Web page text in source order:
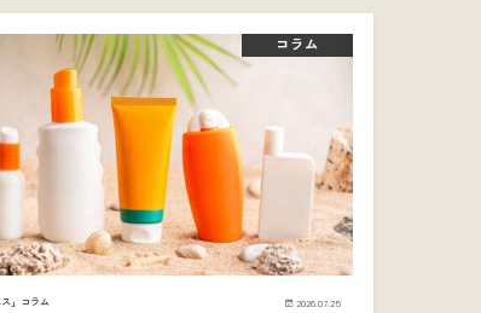
コラム
ス」コラム 2026.07.25